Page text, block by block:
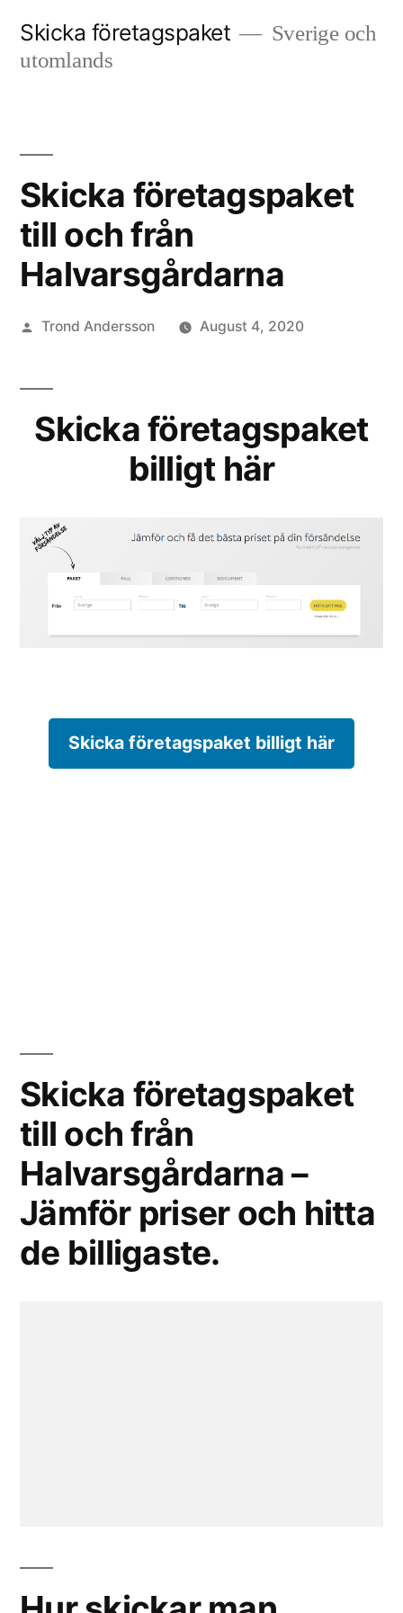
Skicka företagspaket
Sverige och
utomlands
Skicka företagspaket
till och från
Halvarsgårdarna
Posted
Trond Andersson August 4, 2020
Skicka företagspaket
billigt här
Skicka företagspaket billigt här
Skicka företagspaket
till och från
Halvarsgårdarna –
Jämför priser och hitta
de billigaste.